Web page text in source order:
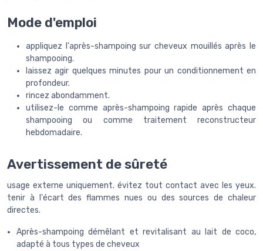
Mode d'emploi
appliquez l'après-shampoing sur cheveux mouillés après le
shampooing.
laissez agir quelques minutes pour un conditionnement en
profondeur.
rincez abondamment.
utilisez-le comme après-shampoing rapide après chaque
shampooing ou comme traitement reconstructeur
hebdomadaire.
Avertissement de sûreté
usage externe uniquement. évitez tout contact avec les yeux.
tenir à l'écart des flammes nues ou des sources de chaleur
directes.
Après-shampoing démêlant et revitalisant au lait de coco,
adapté à tous types de cheveux